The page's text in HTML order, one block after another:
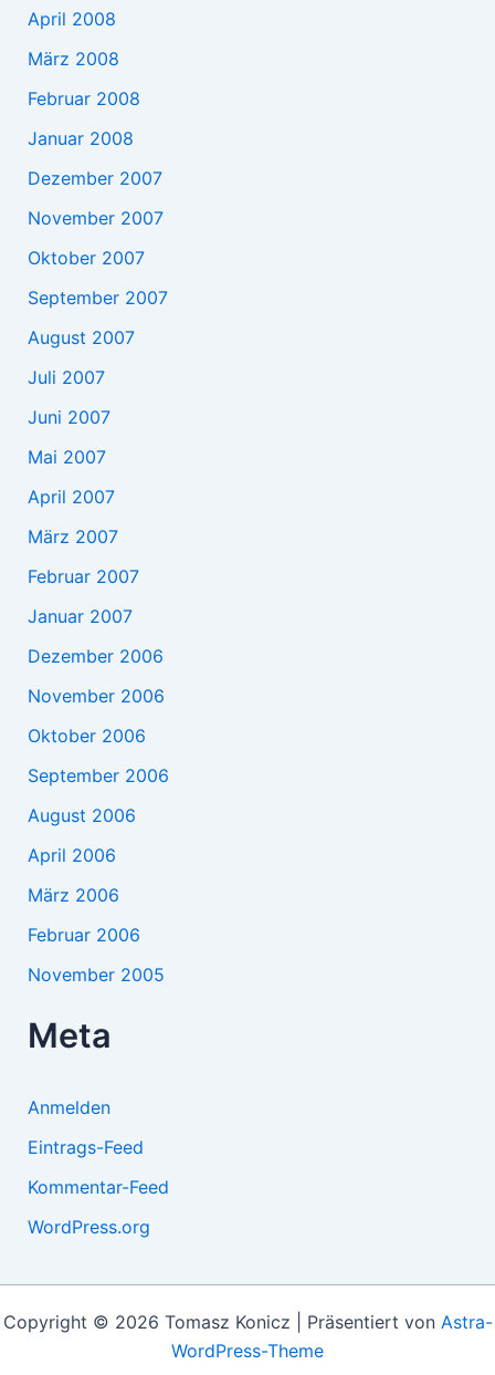
April 2008
März 2008
Februar 2008
Januar 2008
Dezember 2007
November 2007
Oktober 2007
September 2007
August 2007
Juli 2007
Juni 2007
Mai 2007
April 2007
März 2007
Februar 2007
Januar 2007
Dezember 2006
November 2006
Oktober 2006
September 2006
August 2006
April 2006
März 2006
Februar 2006
November 2005
Meta
Anmelden
Eintrags-Feed
Kommentar-Feed
WordPress.org
Copyright © 2026 Tomasz Konicz | Präsentiert von Astra-
WordPress-Theme